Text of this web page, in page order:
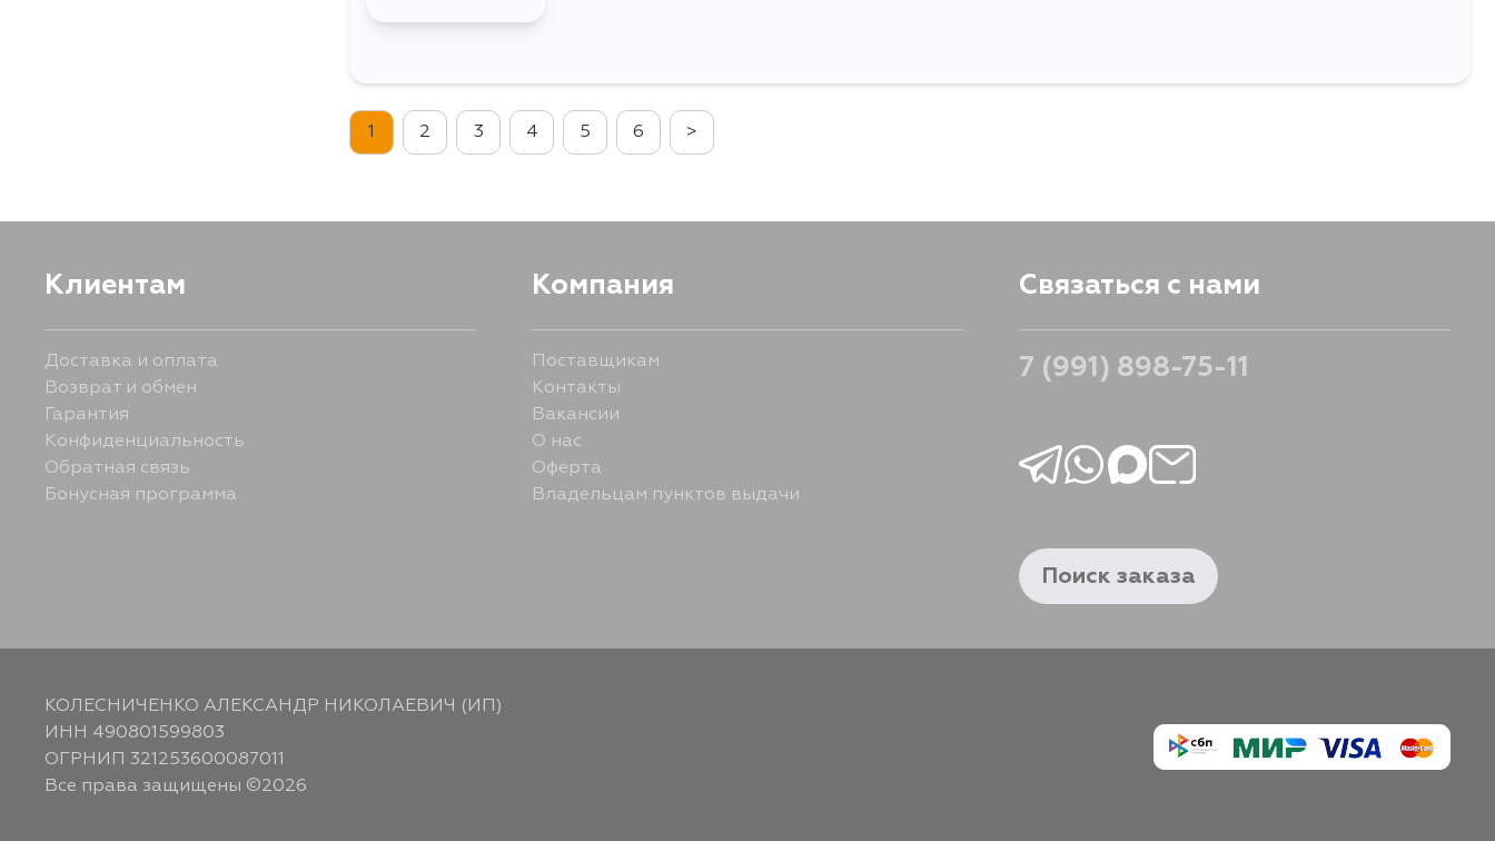
1 2 3 4 5 6 >
Клиентам
Доставка и оплата
Возврат и обмен
Гарантия
Конфиденциальность
Обратная связь
Бонусная программа
Компания
Поставщикам
Контакты
Вакансии
О нас
Оферта
Владельцам пунктов выдачи
Связаться с нами
7 (991) 898-75-11
Поиск заказа
КОЛЕСНИЧЕНКО АЛЕКСАНДР НИКОЛАЕВИЧ (ИП)
ИНН 490801599803
ОГРНИП 321253600087011
Все права защищены ©2026